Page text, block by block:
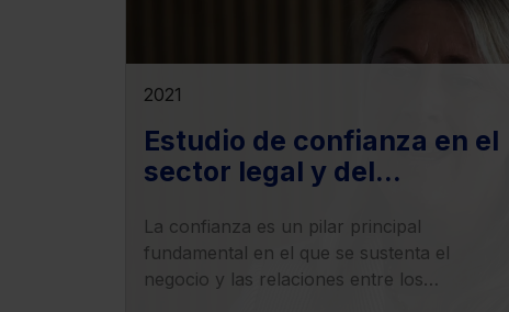
2021
Estudio de confianza en el
sector legal y del
profesional
La confianza es un pilar principal
fundamental en el que se sustenta el
negocio y las relaciones entre los